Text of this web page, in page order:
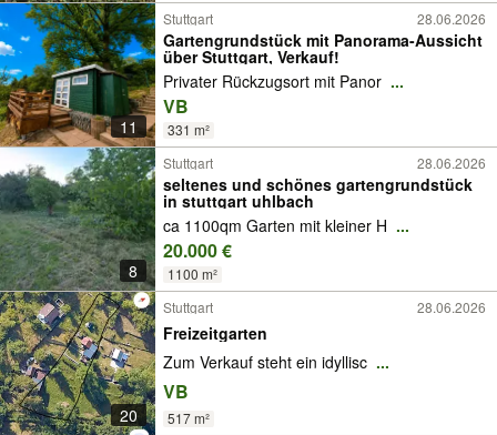
11
Stuttgart 28.06.2026
Gartengrundstück mit Panorama-Aussicht
über Stuttgart, Verkauf!
Privater Rückzugsort mit Panor ...
VB
331 m²
8
Stuttgart 28.06.2026
seltenes und schönes gartengrundstück
in stuttgart uhlbach
ca 1100qm Garten mit kleiner H ...
20.000 €
1100 m²
20
Stuttgart 28.06.2026
Freizeitgarten
Zum Verkauf steht ein idyllisc ...
VB
517 m²